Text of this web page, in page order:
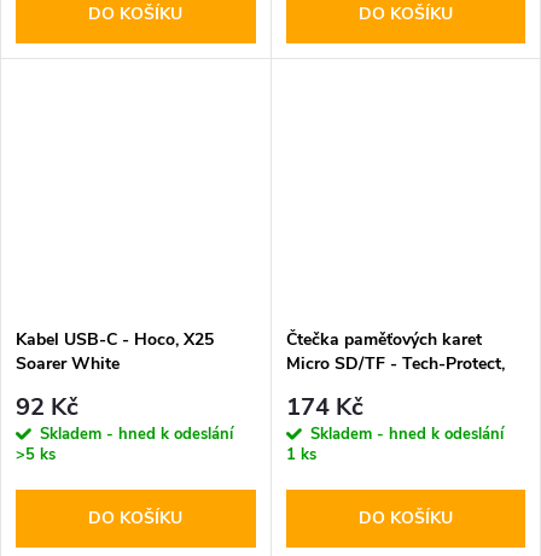
DO KOŠÍKU DO KOŠÍKU
Kabel USB-C - Hoco, X25
Soarer White
92 Kč
Skladem - hned k odeslání
>5 ks
DO KOŠÍKU
Čtečka paměťových karet
Micro SD/TF - Tech-Protect,
174 Kč
Skladem - hned k odeslání
1 ks
DO KOŠÍKU